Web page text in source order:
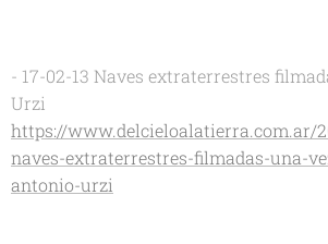
- 17-02-13 Naves extraterrestres
Urzi
https://www.delcieloalatierra.com.ar/
naves-extraterrestres-filmadas-una-
antonio-urzi